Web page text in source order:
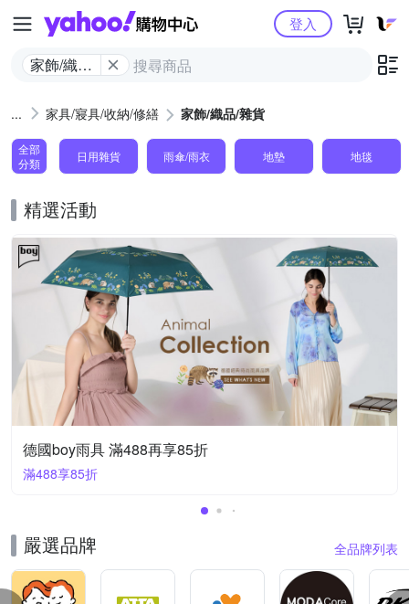
Yahoo購物中心
家飾/織品/
登入
家具/寢具/收納/修繕 家飾/織品/雜貨
全部
分類
日用雜貨 雨傘/雨衣 地墊 地毯
精選活動
德國boy雨具 滿488再享85折
滿488享85折
嚴選品牌 全品牌列表